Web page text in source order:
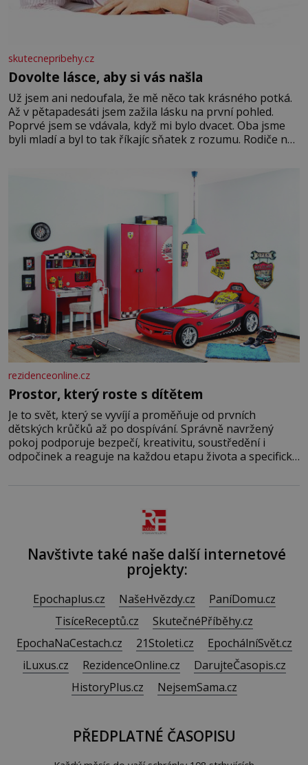
skutecnepribehy.cz
Dovolte lásce, aby si vás našla
Už jsem ani nedoufala, že mě něco tak krásného potká.
Až v pětapadesáti jsem zažila lásku na první pohled.
Poprvé jsem se vdávala, když mi bylo dvacet. Oba jsme
byli mladí a byl to tak říkajíc sňatek z rozumu. Rodiče nás
rezidenceonline.cz
Prostor, který roste s dítětem
Je to svět, který se vyvíjí a proměňuje od prvních
dětských krůčků až po dospívání. Správně navržený
pokoj podporuje bezpečí, kreativitu, soustředění i
odpočinek a reaguje na každou etapu života a specifické
Navštivte také naše další internetové
projekty:
Epochaplus.cz NašeHvězdy.cz
PaníDomu.cz
TisíceReceptů.cz
SkutečnéPříběhy.cz
EpochaNaCestach.cz
21Stoleti.cz
EpochálníSvět.cz
iLuxus.cz
RezidenceOnline.cz
DarujteČasopis.cz
HistoryPlus.cz
NejsemSama.cz
PŘEDPLATNÉ ČASOPISU